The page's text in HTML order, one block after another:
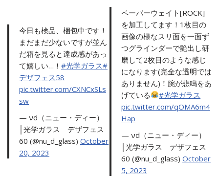
今日も検品、梱包中です！
まだまだ少ないですが並ん
だ箱を見ると達成感があっ
て嬉しい…！ #光学ガラス#
デザフェス58
pic.twitter.com/CXNCxSLs
sw
— νd（ニュー・ディー）
│光学ガラス デザフェス
60 (@nu_d_glass) October
20, 2023
ペーパーウェイト[ROCK]
を加工してます！1枚目の
画像の様なスリ面を一面ず
つグラインダーで艶出し研
磨して2枚目のような感じ
になります(完全な透明では
ありません)！腕が悲鳴をあ
げている
#光学ガラス
pic.twitter.com/qOMA6m4
Hap
— νd（ニュー・ディー）
│光学ガラス デザフェス
60 (@nu_d_glass) October
5, 2023